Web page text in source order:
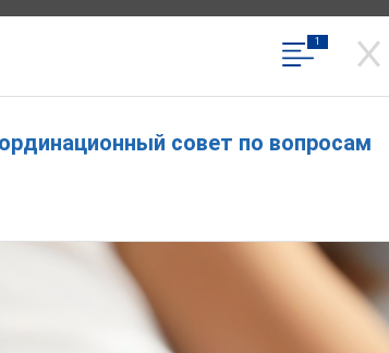
Вход
1
совет по вопросам